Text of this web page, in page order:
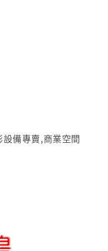
備專賣,商業空間